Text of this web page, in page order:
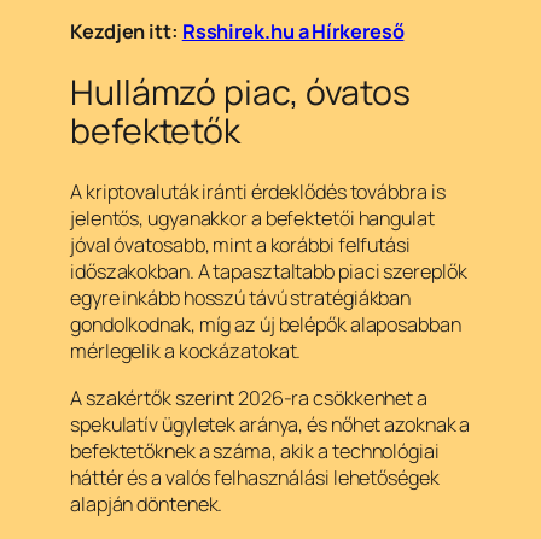
Kezdjen itt: Rsshirek.hu a Hírkereső
Hullámzó piac, óvatos
befektetők
A kriptovaluták iránti érdeklődés továbbra is
jelentős, ugyanakkor a befektetői hangulat
jóval óvatosabb, mint a korábbi felfutási
időszakokban. A tapasztaltabb piaci szereplők
egyre inkább hosszú távú stratégiákban
gondolkodnak, míg az új belépők alaposabban
mérlegelik a kockázatokat.
A szakértők szerint 2026-ra csökkenhet a
spekulatív ügyletek aránya, és nőhet azoknak a
befektetőknek a száma, akik a technológiai
háttér és a valós felhasználási lehetőségek
alapján döntenek.